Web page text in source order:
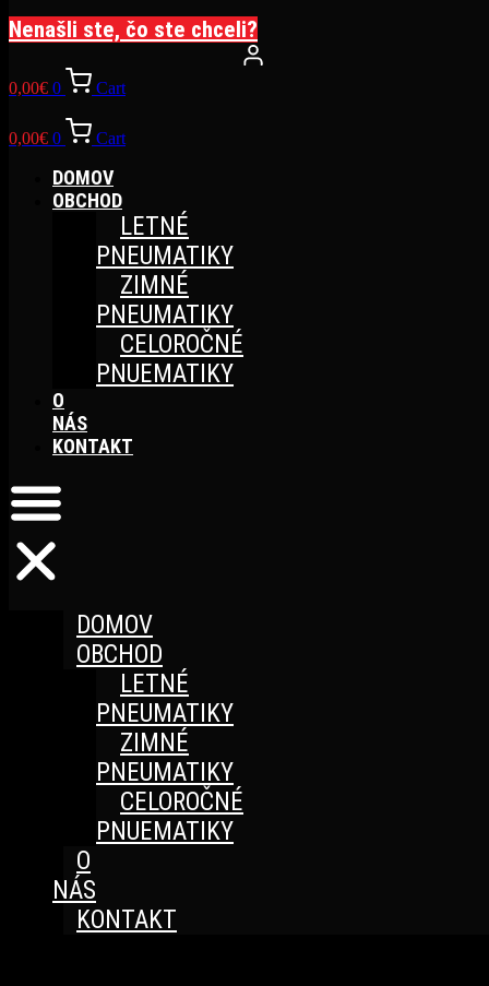
Nenašli ste, čo ste chceli?
0,00€ 0 Cart
0,00€ 0 Cart
DOMOV
OBCHOD
LETNÉ
PNEUMATIKY
ZIMNÉ
PNEUMATIKY
CELOROČNÉ
PNUEMATIKY
O
NÁS
KONTAKT
DOMOV
OBCHOD
LETNÉ
PNEUMATIKY
ZIMNÉ
PNEUMATIKY
CELOROČNÉ
PNUEMATIKY
O
NÁS
KONTAKT